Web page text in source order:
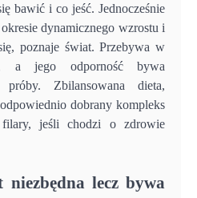
bawić i co jeść. Jednocześnie
dynamicznego wzrostu i
poznaje świat. Przebywa w
a jego odporność bywa
Zbilansowana dieta,
dobrany kompleks
jeśli chodzi o zdrowie
lecz bywa